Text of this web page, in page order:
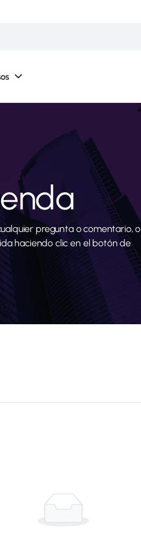
pregunta o comentario, o
haciendo clic en el botón de